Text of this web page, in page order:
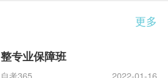
更多
整专业保障班